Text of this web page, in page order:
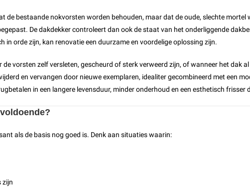
de bestaande nokvorsten worden behouden, maar dat de oude, slechte
De dakdekker controleert dan ook de staat van het onderliggende
in orde zijn, kan renovatie een duurzame en voordelige oplossing zijn.
vorsten zelf versleten, gescheurd of sterk verweerd zijn, of wanneer het dak
en vervangen door nieuwe exemplaren, idealiter gecombineerd met een
in een langere levensduur, minder onderhoud en een esthetisch frisser
als de basis nog goed is. Denk aan situaties waarin:
zijn